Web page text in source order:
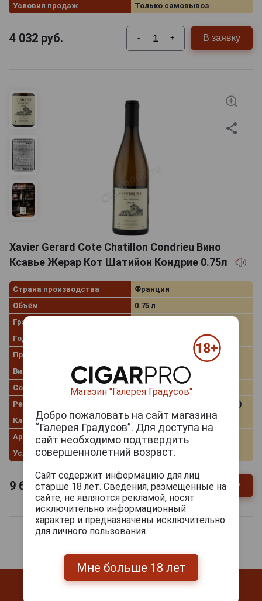
Условия продаж
Только самовывоз
4 032 руб. - + В заявку
Xavier Gerard Cote Chatillon Condrieu Вино
Ксавье Жерар Кот Шатийон Кондрие 0.75л
Страна производства
Франция
Объём
0.75 л
Градус
Год производства
Производитель
Вид вина
Белое сухое
Сорт винограда
Вионье
Регион
Rhone Valley (Долина Роны)
Классификация
AOC
Артикул
314712
Условия продаж
Только самовывоз
9 650руб. - + В заявку
Магазин "Галерея Градусов"
Добро пожаловать на сайт магазина
“Галерея Градусов”. Для доступа на
сайт необходимо подтвердить
совершеннолетний возраст.
Сайт содержит информацию для лиц
старше 18 лет. Сведения, размещенные на
сайте, не являются рекламой, носят
исключительно информационный
характер и предназначены исключительно
для личного пользования.
Мне больше 18 лет